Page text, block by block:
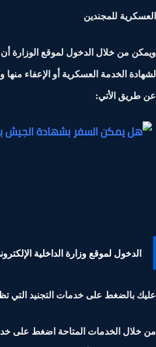
للمجندين
من خلال الدخول لموقع الوزارة أن
الخدمة العسكرية أو الإعفاء منها
الأتي:
الدخول لموقع وزارة الداخلية الإلكتروني
بالضغط على خدمات التجنيد التي
خلال الخدمات المتاحة اضغط على